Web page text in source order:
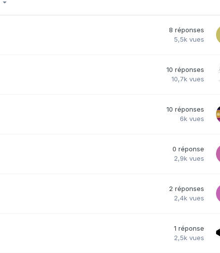
8 réponses
5,5k vues
10 réponses
10,7k vues
10 réponses
6k vues
0 réponse
2,9k vues
2 réponses
2,4k vues
1 réponse
2,5k vues